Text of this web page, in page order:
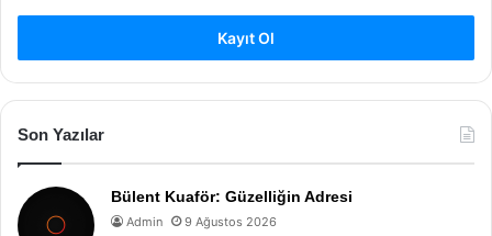
Kayıt Ol
Son Yazılar
Bülent Kuaför: Güzelliğin Adresi
Admin 9 Ağustos 2026